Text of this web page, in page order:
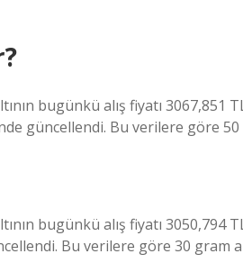
bugünkü alış fiyatı 3067,851
güncellendi. Bu verilere göre 50
bugünkü alış fiyatı 3050,794
Bu verilere göre 30 gram